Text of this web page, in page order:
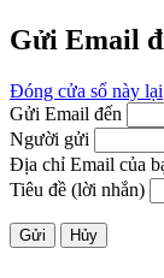
Gửi Email
Đóng cửa sổ này lại
Gửi Email đến
Người gửi
Địa chỉ Email của
Tiêu đề (lời nhắn)
Gửi Hủy